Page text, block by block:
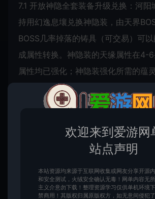
7.1 开放神隐全套装备升级兑换：河阳
持用幻逸息壤兑换神隐装，由天界
BOSS几率掉落的铸具（可交易）可
成属性转换。神隐装的天缘属性在4-6
属性均已强化；神隐装强化所需的蕴
小年处兑换；神隐装支持分解，分解
装分解道具一致。
类道具的进一步升级兑换，其属性有
7.3 花小雨对飞升158级后的仙友开放
励大量花雨宝盒。
欢迎来到爱游网
站点声明
本站资源均来源于互联网收集或网友分享开源
和安全测试，火绒安全确认无毒！网单内容无
主义介意勿下载！整理资源学习仅供单机环境
禁商用！其版权归属原版权方，如无意间侵犯